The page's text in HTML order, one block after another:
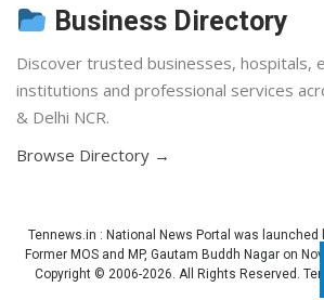
Business Directory
Discover trusted businesses, hospitals,
institutions and professional services
& Delhi NCR.
Browse Directory →
Tennews.in : National News Portal was launched
Former MOS and MP, Gautam Buddh Nagar on
Copyright © 2006-2026. All Rights Reserved.